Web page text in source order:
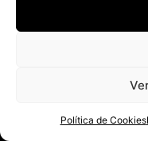
Política de Cookies
Isenção de
Imprint
Todos os direitos
Ecossistema